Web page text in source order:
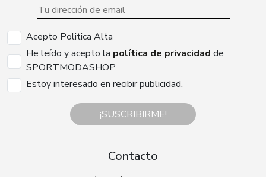
Acepto Politica Alta
He leído y acepto la política de privacidad de
SPORTMODASHOP.
Estoy interesado en recibir publicidad.
¡SUSCRIBIRME!
Contacto